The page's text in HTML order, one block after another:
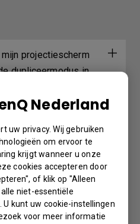
Nederland
uw privacy. Wij gebruiken
om ervoor te
krijgt wanneer u onze
cookies accepteren door
of klik op "Alleen
niet-essentiële
kunt uw cookie-instellingen
voor meer informatie
projectiescherm
dupliceermodus in
te maken met
Wat is de